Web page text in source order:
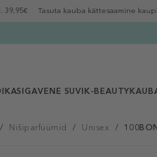
39,95€ Tasuta kauba kättesaamine
IGAVENE SUVI K-BEAUTY
/ Nišiparfüümid / Unisex /